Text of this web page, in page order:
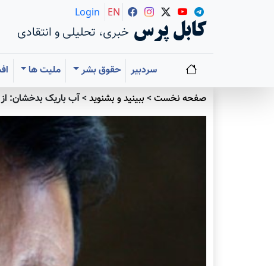
کابل پرس خبری، تحلیلی و انتقادی
Login EN
سردبیر حقوق بشر ملیت ها
صفحه نخست> ببينيد و بشنويد>آب باریک بدخشان: